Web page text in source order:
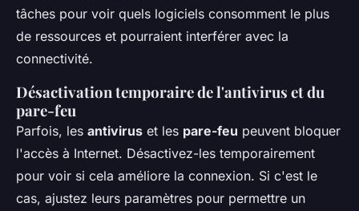
tâches pour voir quels logiciels consomment le plus
de ressources et pourraient interférer avec la
connectivité.
Désactivation temporaire de l'antivirus et du
pare-feu
Parfois, les antivirus et les pare-feu peuvent bloquer
l'accès à Internet. Désactivez-les temporairement
pour voir si cela améliore la connexion. Si c'est le
cas, ajustez leurs paramètres pour permettre un